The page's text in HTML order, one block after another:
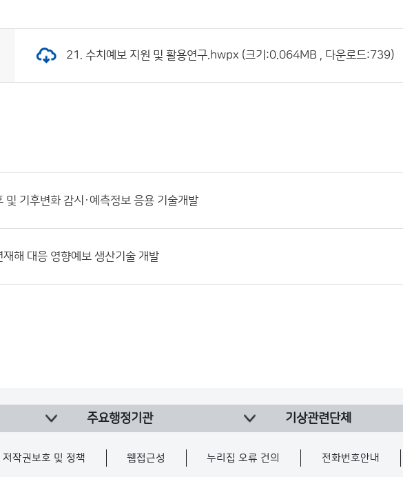
21. 수치예보 지원 및 활용연구.hwpx (크기:0.064MB , 다운로드:739)
기후변화 감시·예측정보 응용 기술개발
해 대응 영향예보 생산기술 개발
주요행정기관 기상관련단체
저작권보호 및 정책 웹접근성 누리집 오류 건의 전화번호안내